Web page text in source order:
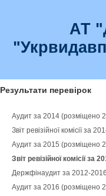
АТ
Результати перевірок
Аудит за 2014 (розміщено
Звіт ревізійної комісії за
Аудит за 2015 (розміщено
Звіт ревізійної комісії
Держфінаудит за 2012-
Аудит за 2016 (розміщено